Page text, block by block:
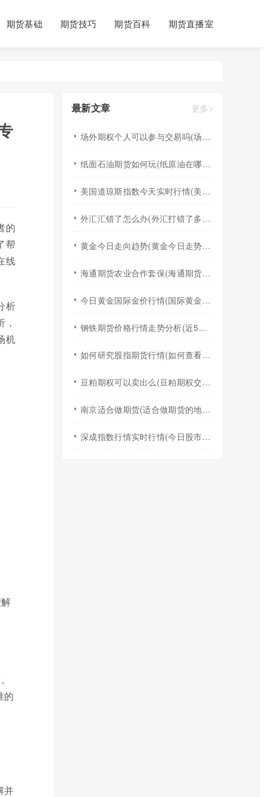
期货基础 期货技巧 期货百科 期货直播室
的
帮
线
析
机
的
并
最新文章 更多>
场外期权个人可以参与交易吗(场外个股期权怎样交易)
纸面石油期货如何玩(纸原油在哪里交易)
美国道琼斯指数今天实时行情(美国道琼斯指数期货指数实时行情)
外汇汇错了怎么办(外汇打错了多久退回来)
黄金今日走向趋势(黄金今日走势分析建议)
海通期货农业合作套保(海通期货2024年棉花年报)
今日黄金国际金价行情(国际黄金实时行情今日国际金价)
钢铁期货价格行情走势分析(近5年钢铁期货行情走势图)
如何研究股指期货行情(如何查看股指期货行情)
豆粕期权可以卖出么(豆粕期权交易规则)
南京适合做期货(适合做期货的地方)
深成指数行情实时行情(今日股市行情大盘指数实时行情)